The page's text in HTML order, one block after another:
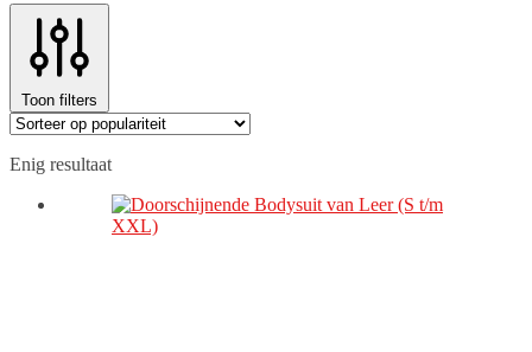
Toon filters
Enig resultaat